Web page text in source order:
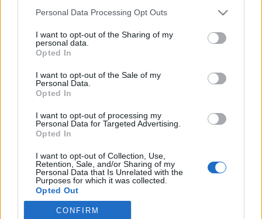
Please note that this website/app uses one or more Google
not limited to your visit or usage behaviour. You may click to
grant or deny consent to Google and its third-party tags to
use your data for below specified purposes in below Google
consent section.
Personal Data Processing Opt Outs
I want to opt-out of the Sharing of my
personal data.
Opted In
I want to opt-out of the Sale of my
Personal Data.
Opted In
I want to opt-out of processing my
Personal Data for Targeted Advertising.
Opted In
I want to opt-out of Collection, Use,
Retention, Sale, and/or Sharing of my
Personal Data that Is Unrelated with the
Purposes for which it was collected.
Opted Out
Google consents
CONFIRM
This website uses cookies to ensure you get the best experience on